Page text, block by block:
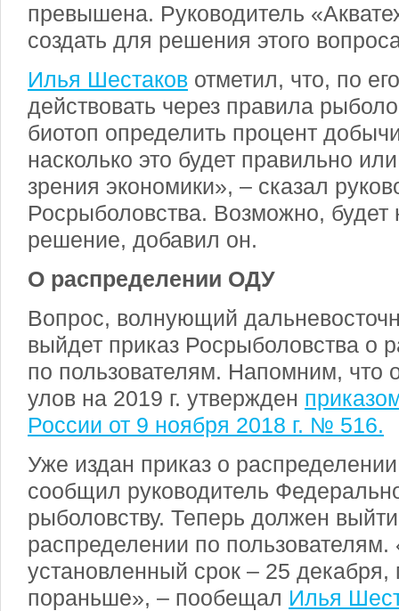
превышена. Руководитель
создать для решения этого
Илья Шестаков отметил, что, по
действовать через правила
биотоп определить процент
насколько это будет правильно
зрения экономики», – сказал
Росрыболовства. Возможно, будет
решение, добавил он.
О распределении ОДУ
Вопрос, волнующий
выйдет приказ Росрыболовства о
по пользователям. Напомним, что
улов на 2019 г. утвержден
России от 9 ноября 2018 г. № 516.
Уже издан приказ о
сообщил руководитель
рыболовству. Теперь должен
распределении по
установленный срок – 25
пораньше», – пообещал Илья